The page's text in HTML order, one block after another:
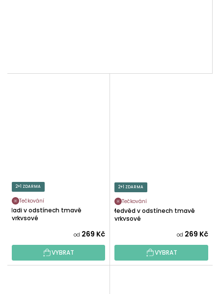
2+1 ZDARMA
Tečkování
Hadi v odstínech tmavě
tyrkysové
od 269 Kč
VYBRAT
2+1 ZDARMA
Tečkování
Medvěd v odstínech tmavě
tyrkysové
od 269 Kč
VYBRAT